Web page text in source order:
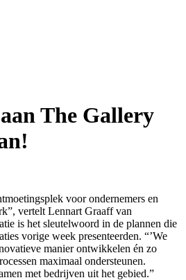
The Gallery
voor ondernemers en
vertelt Lennart Graaff van
is het sleutelwoord in de plannen die
vorige week presenteerden. “’We
manier ontwikkelen én zo
maximaal ondersteunen.
met bedrijven uit het gebied.”